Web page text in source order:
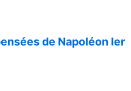
de Napoléon Ier